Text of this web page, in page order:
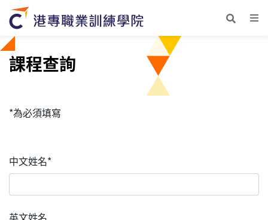
課程查詢
*為必須填寫
中文姓名*
英文姓名